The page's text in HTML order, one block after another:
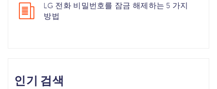
LG 전화 비밀번호를 잠금 해제하는 5 가지
방법
인기 검색